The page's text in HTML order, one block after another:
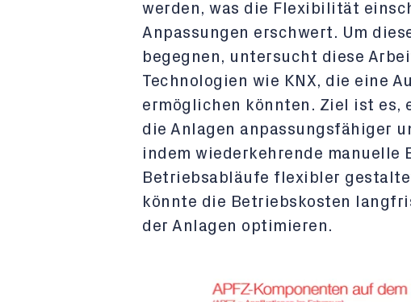
werden, was die Flexibilität
Anpassungen erschwert. Um
begegnen, untersucht diese
Technologien wie KNX, die eine
ermöglichen könnten. Ziel ist es,
die Anlagen anpassungsfähiger
indem wiederkehrende
Betriebsabläufe flexibler
könnte die Betriebskosten
der Anlagen optimieren.